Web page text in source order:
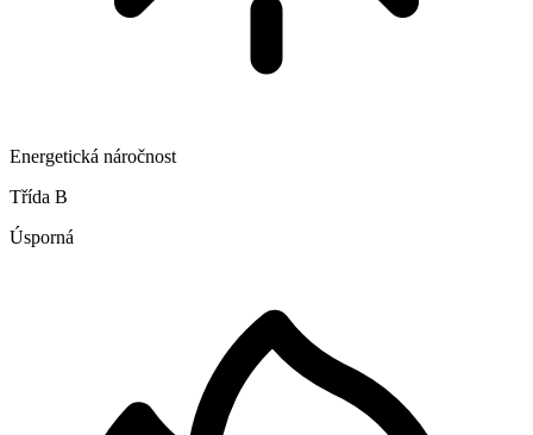
Energetická náročnost
Třída B
Úsporná